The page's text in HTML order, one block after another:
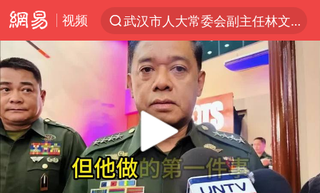
视频
武汉市人大常委会副主任林文书被查
“电影+”如何激发千亿级消费新活力？
全球首个长时储能一体化产业园量产
台风白海豚已进入24小时警戒线
“秋天的第一杯奶茶”6岁了
上海：台风白海豚或将带来龙卷风
四川宜宾市高县4.9级地震致1人死亡